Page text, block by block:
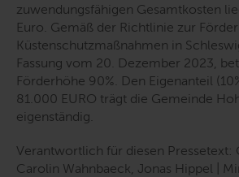
zuwendungsfähigen Gesamtkosten
Euro. Gemäß der Richtlinie zur
Küstenschutzmaßnahmen in
Fassung vom 20. Dezember 2023,
Förderhöhe 90%. Den Eigenanteil
81.000 EURO trägt die Gemeinde
eigenständig.
Verantwortlich für diesen Pressetext:
Carolin Wahnbaeck, Jonas Hippel |